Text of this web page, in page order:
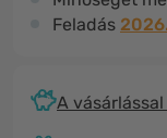
Feladás
A